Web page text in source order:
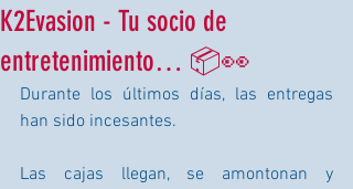
K2Evasion - Tu socio de
entretenimiento… 📦👀
Durante los últimos días, las entregas
han sido incesantes.
Las cajas llegan, se amontonan y